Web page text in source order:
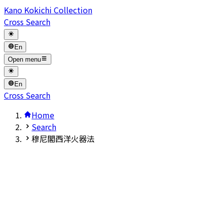
Kano Kokichi Collection
Cross Search
En
Open menu
En
Cross Search
Home
Search
穆尼閣西洋火器法